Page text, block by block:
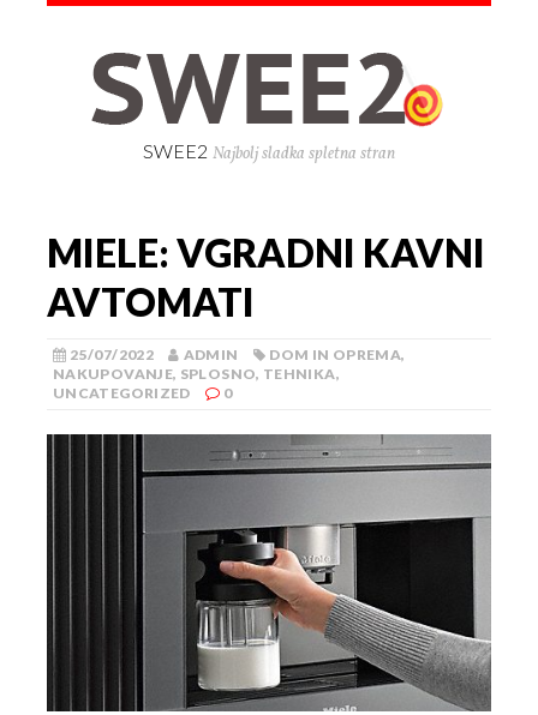
SWEE2 Najbolj sladka spletna stran
MIELE: VGRADNI KAVNI
AVTOMATI
25/07/2022 ADMIN DOM IN OPREMA,
NAKUPOVANJE, SPLOSNO, TEHNIKA,
UNCATEGORIZED
0